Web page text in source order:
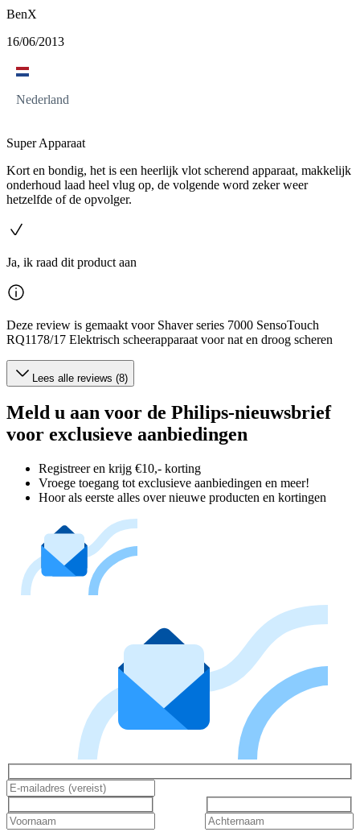
BenX
16/06/2013
Nederland
Super Apparaat
Kort en bondig, het is een heerlijk vlot scherend apparaat, makkelijk
onderhoud laad heel vlug op, de volgende word zeker weer
hetzelfde of de opvolger.
Ja, ik raad dit product aan
Deze review is gemaakt voor Shaver series 7000 SensoTouch
RQ1178/17 Elektrisch scheerapparaat voor nat en droog scheren
Lees alle reviews (8)
Meld u aan voor de Philips-nieuwsbrief
voor exclusieve aanbiedingen
Registreer en krijg €10,- korting
Vroege toegang tot exclusieve aanbiedingen en meer!
Hoor als eerste alles over nieuwe producten en kortingen